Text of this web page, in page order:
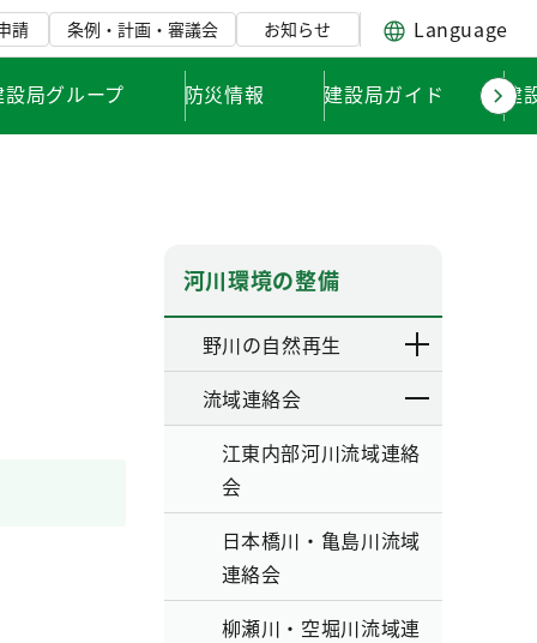
請 条例・計画・審議会 お知らせ Language
局グループ 防災情報 建設局ガイド 建
河川環境の整備
野川の自然再生
流域連絡会
江東内部河川流域連絡
会
日本橋川・亀島川流域
連絡会
柳瀬川・空堀川流域連